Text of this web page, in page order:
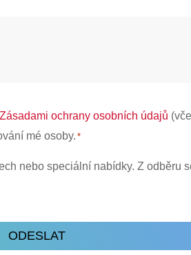
Zásadami ochrany osobních údajů
mé osoby. *
nebo speciální nabídky. Z odběru